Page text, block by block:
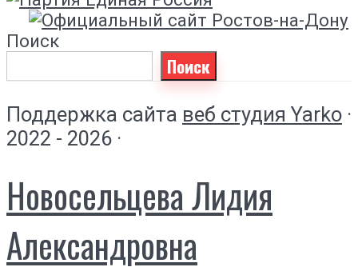
Поиск
Поиск
Поддержка сайта веб студия Yarko ·
2022 - 2026 ·
Новосельцева Лидия
Александровна